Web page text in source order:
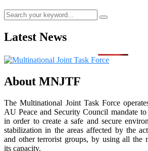
Latest News
About MNJTF
The Multinational Joint Task Force
AU Peace and Security Council mandate
in order to create a safe and secure
stabilization in the areas affected by the
and other terrorist groups, by using all the
its capacity.